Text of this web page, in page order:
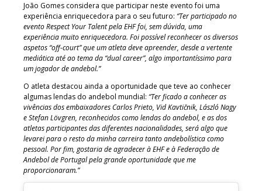
João Gomes considera que participar neste evento foi uma
experiência enriquecedora para o seu futuro: “Ter participado no
evento Respect Your Talent pela EHF foi, sem dúvida, uma
experiência muito enriquecedora. Foi possível reconhecer os diversos
aspetos “off-court” que um atleta deve apreender, desde a vertente
mediática até ao tema da “dual career”, algo importantíssimo para
um jogador de andebol.”
O atleta destacou ainda a oportunidade que teve ao conhecer
algumas lendas do andebol mundial: “Ter ficado a conhecer as
vivências dos embaixadores Carlos Prieto, Vid Kavtičnik, László Nagy
e Stefan Lövgren, reconhecidos como lendas do andebol, e as dos
atletas participantes das diferentes nacionalidades, será algo que
levarei para o resto da minha carreira tanto andebolística como
pessoal. Por fim, gostaria de agradecer à EHF e à Federação de
Andebol de Portugal pela grande oportunidade que me
proporcionaram.”